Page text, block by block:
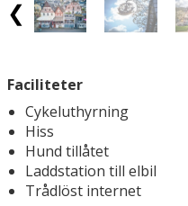
Faciliteter
Cykeluthyrning
Hiss
Hund tillåtet
Laddstation till elbil
Trådlöst internet